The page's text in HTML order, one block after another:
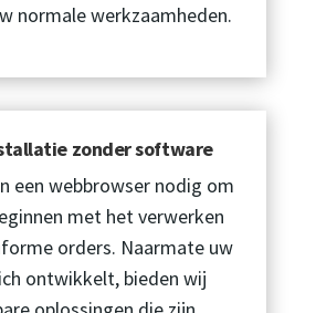
normale werkzaamheden.
zonder software
een webbrowser nodig om
met het verwerken
orders. Naarmate uw
ontwikkelt, bieden wij